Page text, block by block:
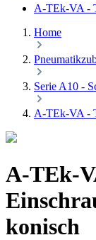
A-TEk-VA -
Home
Serie A10 -
A-TEk-VA -
A-TEk-
konisch